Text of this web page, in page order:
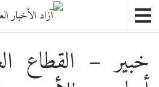
خبير – القطاع